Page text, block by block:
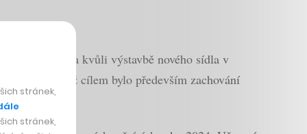
rozhodla kvůli výstavbě nového sídla v
Taylor, jejímž cílem bylo především zachování
stránek,
stránek,